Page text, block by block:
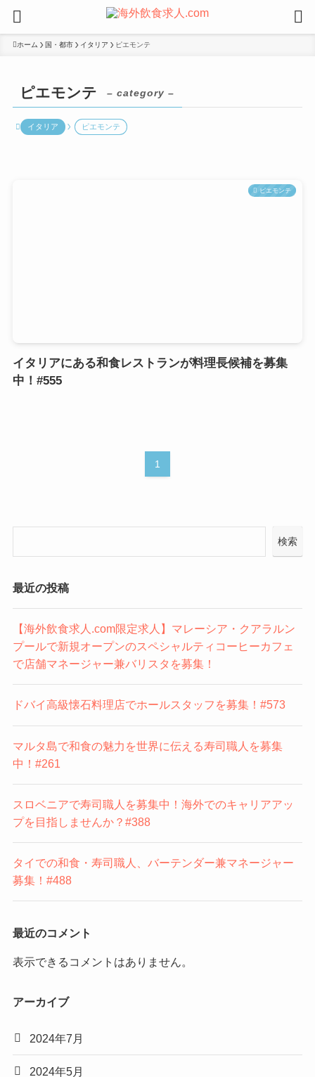
ホーム 国・都市 イタリア ピエモンテ
ピエモンテ – category –
イタリア ピエモンテ
ピエモンテ
イタリアにある和食レストランが料理長候補を募集
中！#555
1
検索
最近の投稿
【海外飲食求人.com限定求人】マレーシア・クアラルン
プールで新規オープンのスペシャルティコーヒーカフェ
で店舗マネージャー兼バリスタを募集！
ドバイ高級懐石料理店でホールスタッフを募集！#573
マルタ島で和食の魅力を世界に伝える寿司職人を募集
中！#261
スロベニアで寿司職人を募集中！海外でのキャリアアッ
プを目指しませんか？#388
タイでの和食・寿司職人、バーテンダー兼マネージャー
募集！#488
最近のコメント
表示できるコメントはありません。
アーカイブ
2024年7月
2024年5月